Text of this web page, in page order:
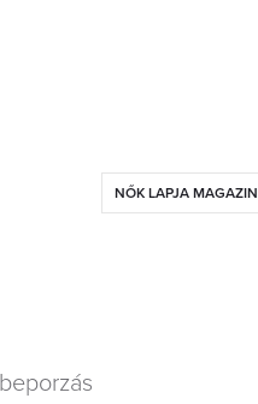
NŐK LAPJA MAGAZIN